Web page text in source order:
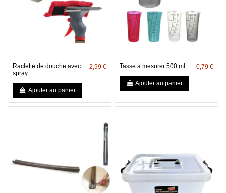
Raclette de douche avec
spray
2,99 €
Ajouter au panier
Tasse à mesurer 500 ml. 0,79 €
Ajouter au panier